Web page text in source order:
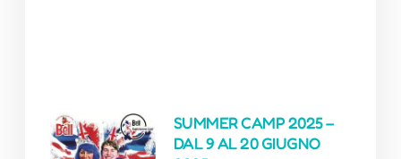
SUMMER CAMP 2025 –
DAL 9 AL 20 GIUGNO